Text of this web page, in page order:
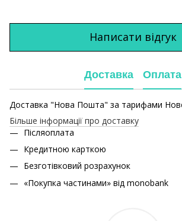
Написати відгук
Доставка Оплата
Доставка "Нова Пошта" за тарифами
Більше інформації про доставку
Післяоплата
Кредитною карткою
Безготівковий розрахунок
«Покупка частинами» від monobank